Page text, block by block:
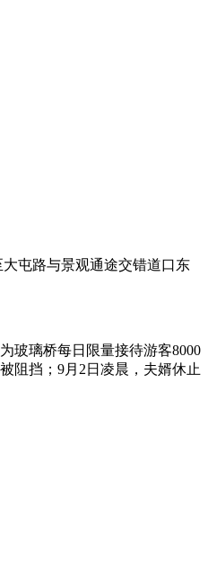
屯路与景观通途交错道口东
玻璃桥每日限量接待游客8000
阻挡；9月2日凌晨，夫婿休止